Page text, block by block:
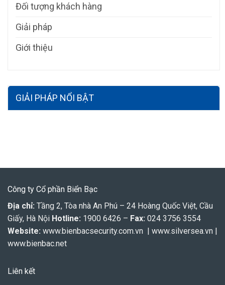
Đối tượng khách hàng
Giải pháp
Giới thiệu
GIẢI PHÁP NỔI BẬT
Công ty Cổ phần Biển Bạc
Địa chỉ: Tầng 2, Tòa nhà An Phú – 24 Hoàng Quốc Việt, Cầu
Giấy, Hà Nội Hotline: 1900 6426 – Fax: 024 3756 3554
Website: www.bienbacsecurity.com.vn | www.silversea.vn |
www.bienbac.net
Liên kết